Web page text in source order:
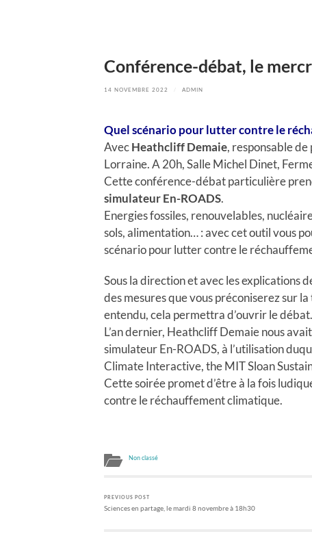
Conférence-débat, le
14 NOVEMBRE 2022 ADMIN
Quel scénario pour lutter contre le
AvecHeathcliff Demaie, responsable
Lorraine. A 20h, Salle Michel Dinet,
Cette conférence-débat particulière
simulateur En-ROADS.
Energies fossiles, renouvelables,
sols, alimentation… : avec cet outil vous
scénario pour lutter contre le
Sous la direction et avec les explications
des mesures que vous préconiserez sur
entendu, cela permettra d’ouvrir le débat.
L’an dernier, Heathcliff Demaie nous
simulateur En-ROADS, à l’utilisation
Climate Interactive, the MIT Sloan
Cette soirée promet d’être à la fois
contre le réchauffement climatique.
Non classé
PREVIOUS POST
Sciences en partage, le mardi 8 novembre à 18h30